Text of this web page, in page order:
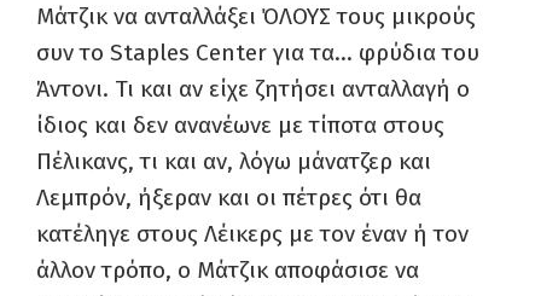
Μάτζικ να ανταλλάξει ΌΛΟΥΣ τους μικρούς
συν το Staples Center για τα… φρύδια του
Άντονι. Τι και αν είχε ζητήσει ανταλλαγή ο
ίδιος και δεν ανανέωνε με τίποτα στους
Πέλικανς, τι και αν, λόγω μάνατζερ και
Λεμπρόν, ήξεραν και οι πέτρες ότι θα
κατέληγε στους Λέικερς με τον έναν ή τον
άλλον τρόπο, ο Μάτζικ αποφάσισε να